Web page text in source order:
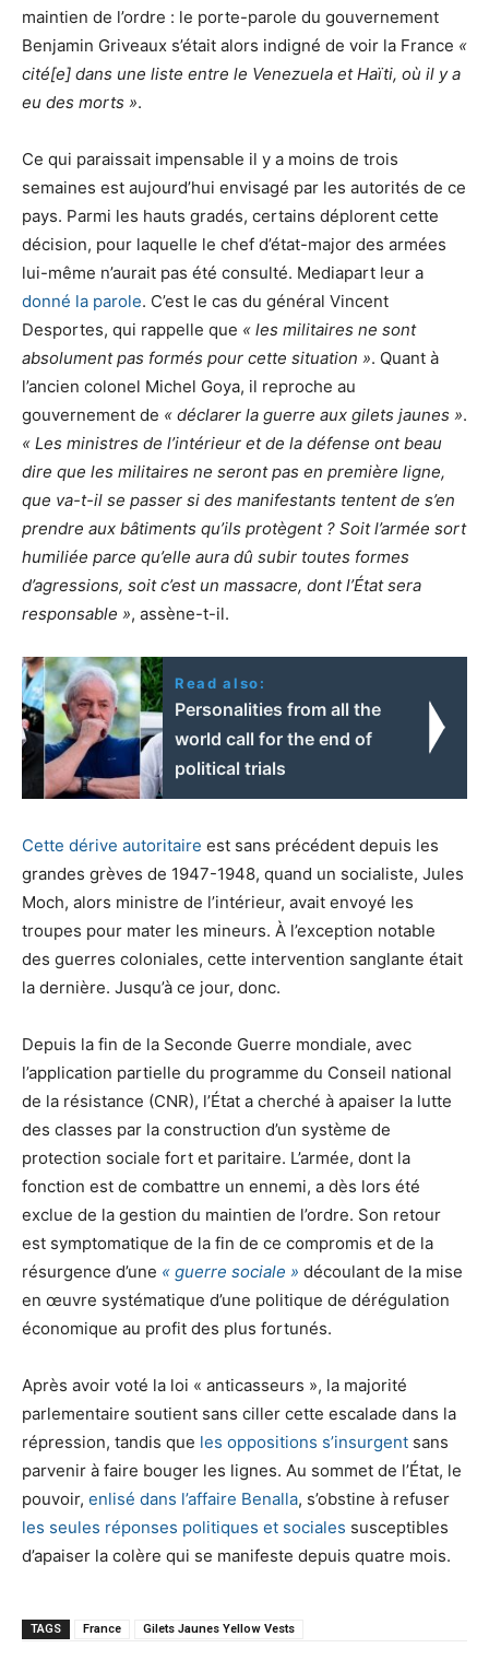
maintien de l’ordre : le porte-parole du gouvernement
Benjamin Griveaux s’était alors indigné de voir la France «
cité[e] dans une liste entre le Venezuela et Haïti, où il y a
eu des morts ».
Ce qui paraissait impensable il y a moins de trois
semaines est aujourd’hui envisagé par les autorités de ce
pays. Parmi les hauts gradés, certains déplorent cette
décision, pour laquelle le chef d’état-major des armées
lui-même n’aurait pas été consulté. Mediapart leur a
donné la parole. C’est le cas du général Vincent
Desportes, qui rappelle que « les militaires ne sont
absolument pas formés pour cette situation ». Quant à
l’ancien colonel Michel Goya, il reproche au
gouvernement de « déclarer la guerre aux gilets jaunes ».
« Les ministres de l’intérieur et de la défense ont beau
dire que les militaires ne seront pas en première ligne,
que va-t-il se passer si des manifestants tentent de s’en
prendre aux bâtiments qu’ils protègent ? Soit l’armée sort
humiliée parce qu’elle aura dû subir toutes formes
d’agressions, soit c’est un massacre, dont l’État sera
responsable », assène-t-il.
Read also:
Personalities from all the
world call for the end of
political trials
Cette dérive autoritaire est sans précédent depuis les
grandes grèves de 1947-1948, quand un socialiste, Jules
Moch, alors ministre de l’intérieur, avait envoyé les
troupes pour mater les mineurs. À l’exception notable
des guerres coloniales, cette intervention sanglante était
la dernière. Jusqu’à ce jour, donc.
Depuis la fin de la Seconde Guerre mondiale, avec
l’application partielle du programme du Conseil national
de la résistance (CNR), l’État a cherché à apaiser la lutte
des classes par la construction d’un système de
protection sociale fort et paritaire. L’armée, dont la
fonction est de combattre un ennemi, a dès lors été
exclue de la gestion du maintien de l’ordre. Son retour
est symptomatique de la fin de ce compromis et de la
résurgence d’une « guerre sociale » découlant de la mise
en œuvre systématique d’une politique de dérégulation
économique au profit des plus fortunés.
Après avoir voté la loi « anticasseurs », la majorité
parlementaire soutient sans ciller cette escalade dans la
répression, tandis que les oppositions s’insurgent sans
parvenir à faire bouger les lignes. Au sommet de l’État, le
pouvoir, enlisé dans l’affaire Benalla, s’obstine à refuser
les seules réponses politiques et sociales susceptibles
d’apaiser la colère qui se manifeste depuis quatre mois.
TAGS France Gilets Jaunes Yellow Vests